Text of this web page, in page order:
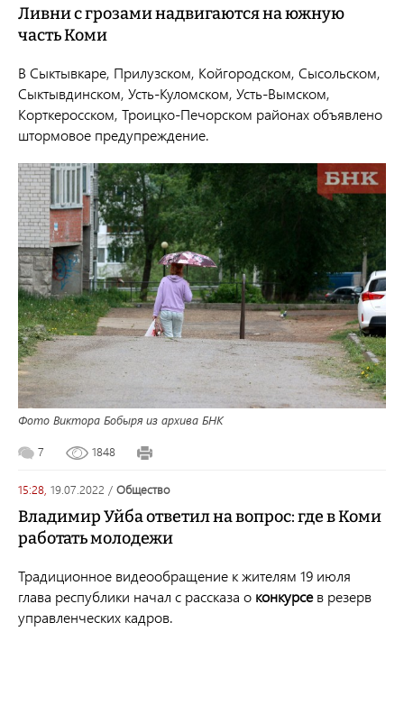
Ливни с грозами надвигаются на южную
часть Коми
В Сыктывкаре, Прилузском, Койгородском, Сысольском,
Сыктывдинском, Усть-Куломском, Усть-Вымском,
Корткеросском, Троицко-Печорском районах объявлено
штормовое предупреждение.
Фото Виктора Бобыря из архива БНК
7 1848
15:28, 19.07.2022 / общество
Владимир Уйба ответил на вопрос: где в Коми
работать молодежи
Традиционное видеообращение к жителям 19 июля
глава республики начал с рассказа о конкурсев резерв
управленческих кадров.